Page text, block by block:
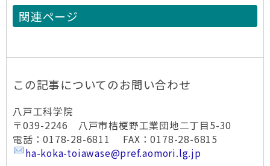
関連ページ
この記事についてのお問い合わせ
八戸工科学院
〒039-2246 八戸市桔梗野工業団地二丁目5-30
電話：0178-28-6811 FAX：0178-28-6815
ha-koka-toiawase@pref.aomori.lg.jp